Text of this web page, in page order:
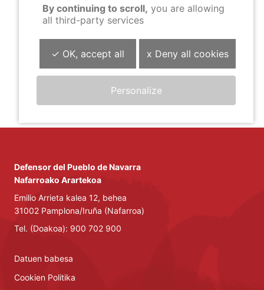
2018ko Abendua. Fonmakuntza beka deialdiaren
iragarpena.
Defensor del Pueblo de Navarra
Nafarroako Arartekoa
Emilio Arrieta kalea 12, behea
31002 Pamplona/Iruña (Nafarroa)
Tel. (Doakoa): 900 702 900
Datuen babesa
Cookien Politika
By continuing to scroll, you are allowing
all third-party services
✓ OK, accept all x Deny all cookies
Personalize